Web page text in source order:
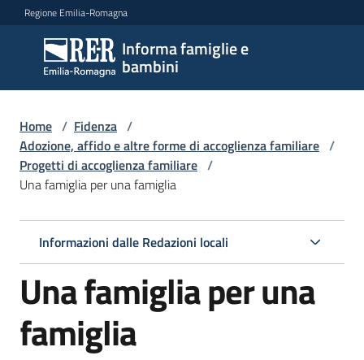
Vai al contenuto
Vai alla navigazione
Vai al footer
Regione Emilia-Romagna
Informa famiglie e
bambini
Informa
famiglie
e
bambini
Argomenti
Servizi
Centri
per
le
Home / Fidenza /
Adozione, affido e altre forme di accoglienza familiare /
Progetti di accoglienza familiare /
Una famiglia per una famiglia
Informazioni dalle Redazioni locali
Una famiglia per una
famiglia